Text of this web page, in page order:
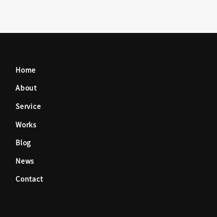
Home
About
Service
Works
Blog
News
Contact